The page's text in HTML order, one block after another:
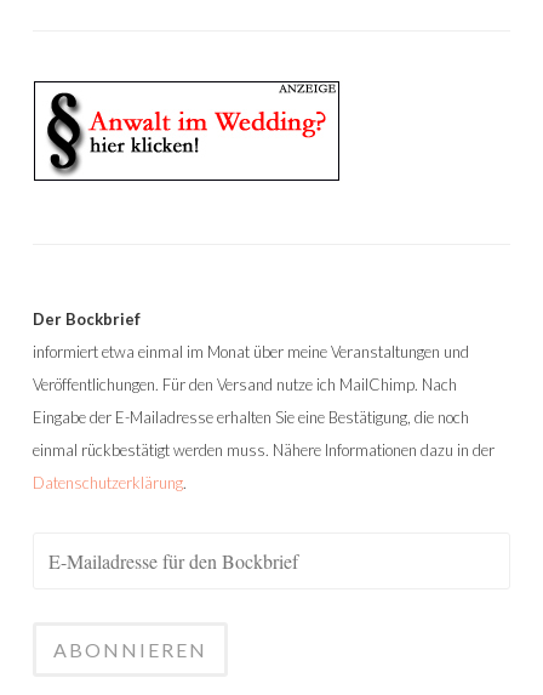
Der Bockbrief
informiert etwa einmal im Monat über meine Veranstaltungen und
Veröffentlichungen. Für den Versand nutze ich MailChimp. Nach
Eingabe der E-Mailadresse erhalten Sie eine Bestätigung, die noch
einmal rückbestätigt werden muss. Nähere Informationen dazu in der
Datenschutzerklärung.